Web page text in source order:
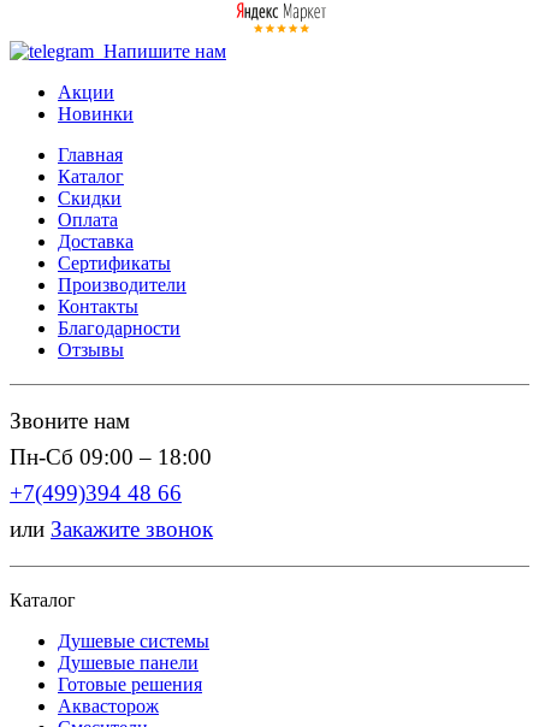
Напишите нам
Акции
Новинки
Главная
Каталог
Скидки
Оплата
Доставка
Сертификаты
Производители
Контакты
Благодарности
Отзывы
Звоните нам
Пн-Сб 09:00 – 18:00
+7(499)394 48 66
или Закажите звонок
Каталог
Душевые системы
Душевые панели
Готовые решения
Аквасторож